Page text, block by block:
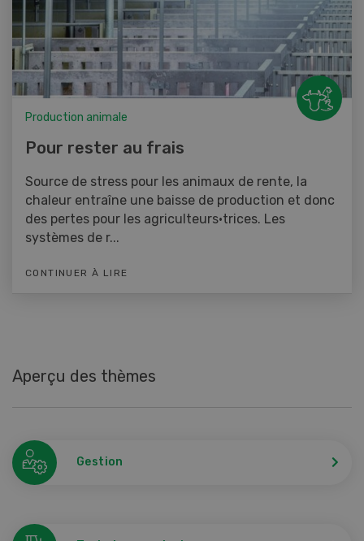
Production animale
Pour rester au frais
Source de stress pour les animaux de rente, la
chaleur entraîne une baisse de production et donc
des pertes pour les agriculteurs·trices. Les
systèmes de r...
CONTINUER À LIRE
Aperçu des thèmes
Gestion